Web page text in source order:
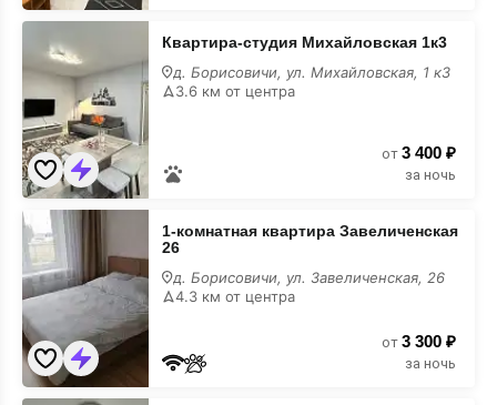
Квартира-
студия
Михайловская
1к3
Квартира-студия Михайловская 1к3
д. Борисовичи, ул. Михайловская, 1 к3
3.6 км от центра
от 3 400 ₽
за ночь
1-
комнатная
квартира
Завеличенская
26
1-комнатная квартира Завеличенская
26
д. Борисовичи, ул. Завеличенская, 26
4.3 км от центра
от 3 300 ₽
за ночь